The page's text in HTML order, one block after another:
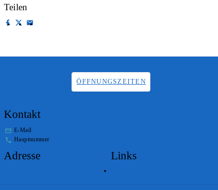
Teilen
ÖFFNUNGSZEITEN
Kontakt
E-Mail
Hauptnummer
Adresse Links